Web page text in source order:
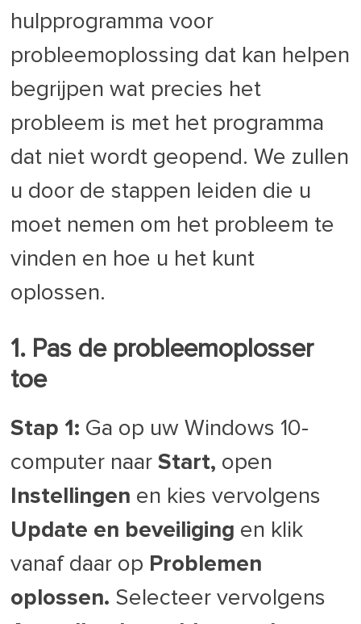
hulpprogramma voor
probleemoplossing dat kan helpen
begrijpen wat precies het
probleem is met het programma
dat niet wordt geopend. We zullen
u door de stappen leiden die u
moet nemen om het probleem te
vinden en hoe u het kunt
oplossen.
1. Pas de probleemoplosser
toe
Stap 1: Ga op uw Windows 10-
computer naarStart, open
Instellingen en kies vervolgens
Update en beveiliging en klik
vanaf daar op Problemen
oplossen. Selecteer vervolgens